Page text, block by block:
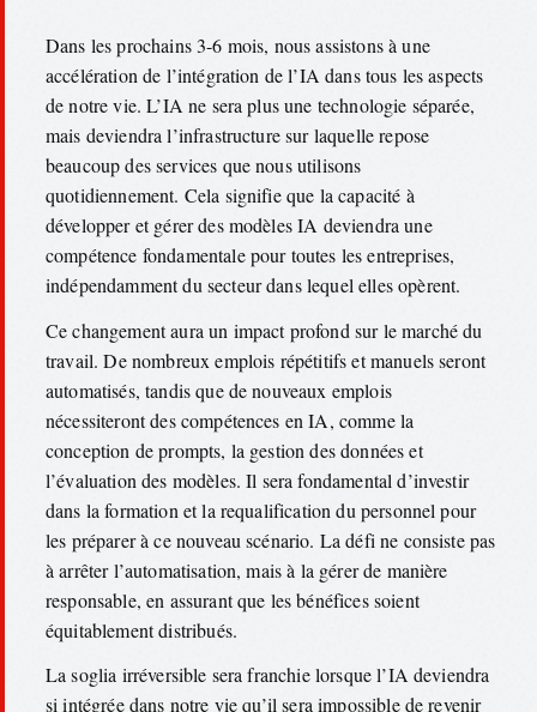
Dans les prochains 3-6 mois, nous assistons à une
accélération de l’intégration de l’IA dans tous les aspects
de notre vie. L’IA ne sera plus une technologie séparée,
mais deviendra l’infrastructure sur laquelle repose
beaucoup des services que nous utilisons
quotidiennement. Cela signifie que la capacité à
développer et gérer des modèles IA deviendra une
compétence fondamentale pour toutes les entreprises,
indépendamment du secteur dans lequel elles opèrent.
Ce changement aura un impact profond sur le marché du
travail. De nombreux emplois répétitifs et manuels seront
automatisés, tandis que de nouveaux emplois
nécessiteront des compétences en IA, comme la
conception de prompts, la gestion des données et
l’évaluation des modèles. Il sera fondamental d’investir
dans la formation et la requalification du personnel pour
les préparer à ce nouveau scénario. La défi ne consiste pas
à arrêter l’automatisation, mais à la gérer de manière
responsable, en assurant que les bénéfices soient
équitablement distribués.
La soglia irréversible sera franchie lorsque l’IA deviendra
si intégrée dans notre vie qu’il sera impossible de revenir